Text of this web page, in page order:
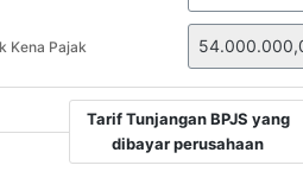
Kena Pajak
Tarif Tunjangan BPJS yang
dibayar perusahaan